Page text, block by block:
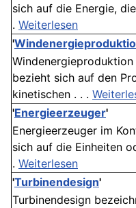
sich auf die Energie,
. Weiterlesen
'
bezieht sich auf den
kinetischen . . .
'Energieerzeuger'
Energieerzeuger im
sich auf die Einheiten
. Weiterlesen
'Turbinendesign'
Turbinendesign